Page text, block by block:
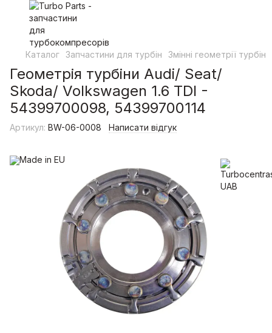
Каталог Запчастини для турбін Змінні геометрії турбін
Геометрія турбіни Audi/ Seat/
Skoda/ Volkswagen 1.6 TDI -
54399700098, 54399700114
Артикул: BW-06-0008 Написати відгук